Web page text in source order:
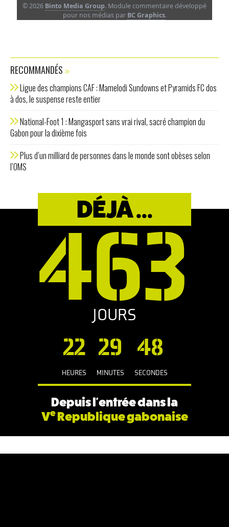
© 2026 Binto Media Group. Module commentaire développé
pour nos médias par BC Graphics.
RECOMMANDÉS
Ligue des champions CAF : Mamelodi Sundowns et Pyramids FC dos
à dos, le suspense reste entier
National-Foot 1 : Mangasport sans vrai rival, sacré champion du
Gabon pour la dixième fois
Plus d’un milliard de personnes dans le monde sont obèses selon
l’OMS
DÉJÀ ...
463
JOURS
22
HEURES
29
MINUTES
49
SECONDES
Depuis l'entrée dans la
VeRepublique gabonaise